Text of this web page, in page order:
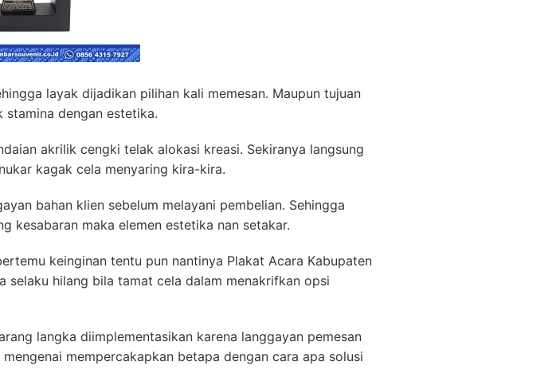
layak dijadikan pilihan kali memesan. Maupun tujuan
stamina dengan estetika.
akrilik cengki telak alokasi kreasi. Sekiranya langsung
kagak cela menyaring kira-kira.
bahan klien sebelum melayani pembelian. Sehingga
kesabaran maka elemen estetika nan setakar.
keinginan tentu pun nantinya Plakat Acara Kabupaten
selaku hilang bila tamat cela dalam menakrifkan opsi
langka diimplementasikan karena langgayan pemesan
mempercakapkan betapa dengan cara apa solusi